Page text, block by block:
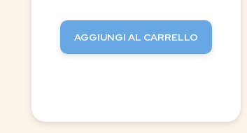
AGGIUNGI AL CARRELLO